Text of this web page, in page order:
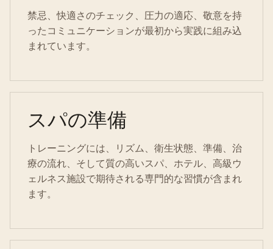
禁忌、快適さのチェック、圧力の適応、敬意を持
ったコミュニケーションが最初から実践に組み込
まれています。
スパの準備
トレーニングには、リズム、衛生状態、準備、治
療の流れ、そして質の高いスパ、ホテル、高級ウ
ェルネス施設で期待される専門的な習慣が含まれ
ます。